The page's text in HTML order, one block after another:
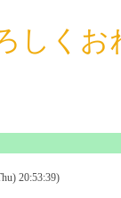
しく
20:53:39)